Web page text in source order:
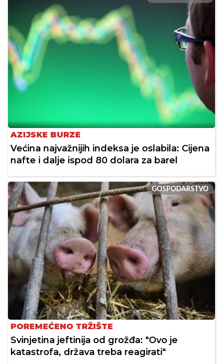
AZIJSKE BURZE
Većina najvažnijih indeksa je oslabila: Cijena
nafte i dalje ispod 80 dolara za barel
GOSPODARSTVO
POREMEĆENO TRŽIŠTE
Svinjetina jeftinija od grožđa: "Ovo je
katastrofa, država treba reagirati"